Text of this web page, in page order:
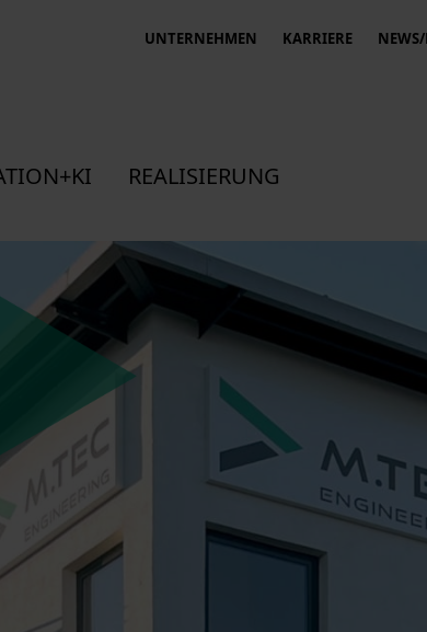
UNTERNEHMEN KARRIERE
REALISIERUNG